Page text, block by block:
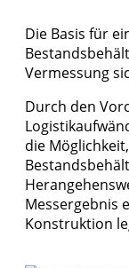
Die Basis für
Vermessung
Durch den
die
Messergebnis
Konstruktion